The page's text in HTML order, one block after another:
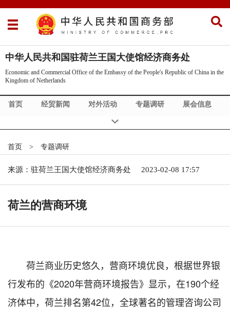
中华人民共和国驻荷兰王国大使馆经济商务处
Economic and Commercial Office of the Embassy of the People's Republic of China in the
Kingdom of Netherlands
首页 经贸新闻 对外活动 专题调研 展会信息
Commercial News
Exhibition Info
首页 > 专题调研
来源：驻荷兰王国大使馆经济商务处 2023-02-08 17:57
荷兰的营商环境
荷兰商业历史悠久，营商环境优良，根据世界银
行发布的《2020年营商环境报告》显示，在190个经
济体中，荷兰排名第42位，全球著名的管理咨询公司